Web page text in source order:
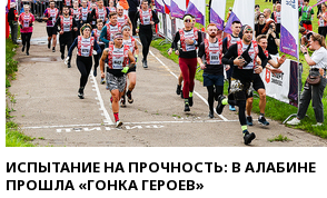
ИСПЫТАНИЕ НА ПРОЧНОСТЬ: В АЛАБИНЕ
ПРОШЛА «ГОНКА ГЕРОЕВ»